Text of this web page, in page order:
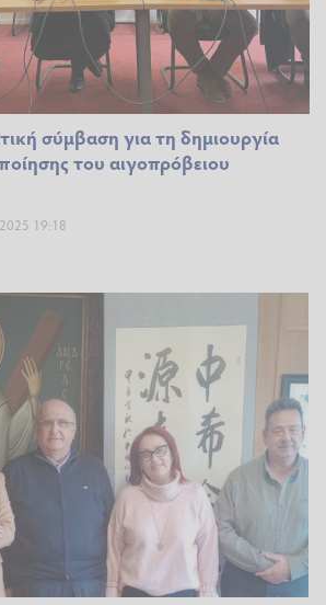
σύμβαση για τη δημιουργία
του αιγοπρόβειου
19:18